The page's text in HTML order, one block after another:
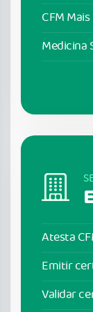
CFM
Medicina
Atesta
Emitir
Validar